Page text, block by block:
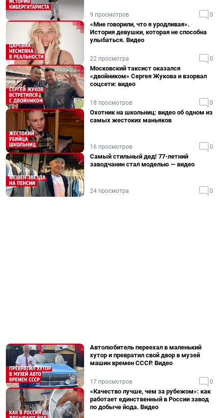
9 просмотров 0
«Мне говорили, что я уродливая».
История девушки, которая не способна
улыбаться. Видео
22 просмотра 0
Московский таксист оказался
«двойником» Сергея Жукова и взорвал
соцсети: видео
18 просмотров 0
Охотник на школьниц: видео об одном из
самых жестоких маньяков
16 просмотров 0
Самый стильный дед! 77-летний
заводчанин стал моделью — видео
24 просмотра 0
Автолюбитель переехал в маленький
хутор и превратил свой двор в музей
машин времен СССР. Видео
17 просмотров 0
«Качество лучше, чем за рубежом»: как
работает единственный в России завод
по добыче йода. Видео